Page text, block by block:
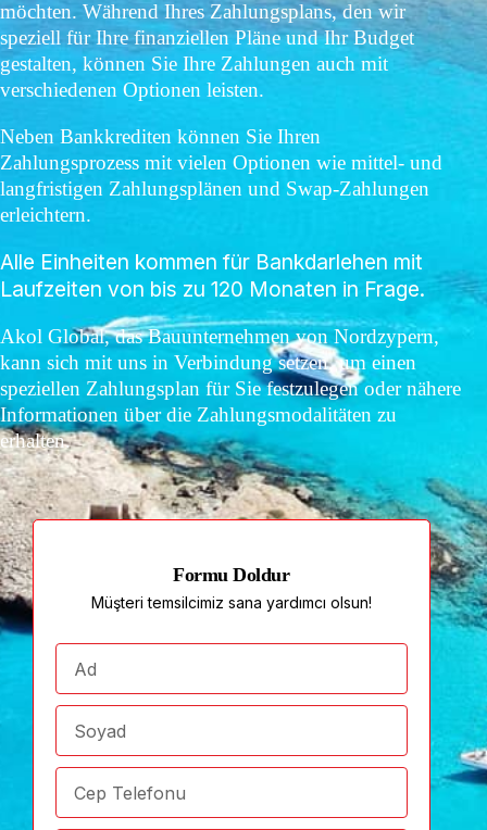
möchten. Während Ihres Zahlungsplans, den wir
speziell für Ihre finanziellen Pläne und Ihr Budget
gestalten, können Sie Ihre Zahlungen auch mit
verschiedenen Optionen leisten.
Neben Bankkrediten können Sie Ihren
Zahlungsprozess mit vielen Optionen wie mittel- und
langfristigen Zahlungsplänen und Swap-Zahlungen
erleichtern.
Alle Einheiten kommen für Bankdarlehen mit
Laufzeiten von bis zu 120 Monaten in Frage.
Akol Global, das Bauunternehmen von Nordzypern,
kann sich mit uns in Verbindung setzen, um einen
speziellen Zahlungsplan für Sie festzulegen oder nähere
Informationen über die Zahlungsmodalitäten zu
erhalten.
Formu Doldur
Müşteri temsilcimiz sana yardımcı olsun!